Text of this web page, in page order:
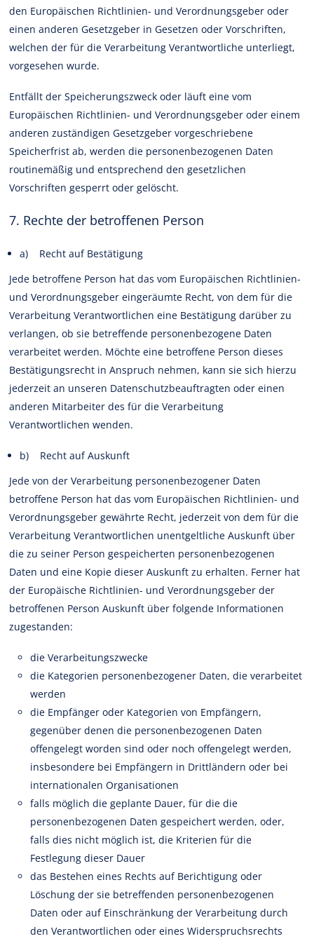
den Europäischen Richtlinien- und Verordnungsgeber oder
einen anderen Gesetzgeber in Gesetzen oder Vorschriften,
welchen der für die Verarbeitung Verantwortliche unterliegt,
vorgesehen wurde.
Entfällt der Speicherungszweck oder läuft eine vom
Europäischen Richtlinien- und Verordnungsgeber oder einem
anderen zuständigen Gesetzgeber vorgeschriebene
Speicherfrist ab, werden die personenbezogenen Daten
routinemäßig und entsprechend den gesetzlichen
Vorschriften gesperrt oder gelöscht.
7. Rechte der betroffenen Person
a) Recht auf Bestätigung
Jede betroffene Person hat das vom Europäischen Richtlinien-
und Verordnungsgeber eingeräumte Recht, von dem für die
Verarbeitung Verantwortlichen eine Bestätigung darüber zu
verlangen, ob sie betreffende personenbezogene Daten
verarbeitet werden. Möchte eine betroffene Person dieses
Bestätigungsrecht in Anspruch nehmen, kann sie sich hierzu
jederzeit an unseren Datenschutzbeauftragten oder einen
anderen Mitarbeiter des für die Verarbeitung
Verantwortlichen wenden.
b) Recht auf Auskunft
Jede von der Verarbeitung personenbezogener Daten
betroffene Person hat das vom Europäischen Richtlinien- und
Verordnungsgeber gewährte Recht, jederzeit von dem für die
Verarbeitung Verantwortlichen unentgeltliche Auskunft über
die zu seiner Person gespeicherten personenbezogenen
Daten und eine Kopie dieser Auskunft zu erhalten. Ferner hat
der Europäische Richtlinien- und Verordnungsgeber der
betroffenen Person Auskunft über folgende Informationen
zugestanden:
die Verarbeitungszwecke
die Kategorien personenbezogener Daten, die verarbeitet
werden
die Empfänger oder Kategorien von Empfängern,
gegenüber denen die personenbezogenen Daten
offengelegt worden sind oder noch offengelegt werden,
insbesondere bei Empfängern in Drittländern oder bei
internationalen Organisationen
falls möglich die geplante Dauer, für die die
personenbezogenen Daten gespeichert werden, oder,
falls dies nicht möglich ist, die Kriterien für die
Festlegung dieser Dauer
das Bestehen eines Rechts auf Berichtigung oder
Löschung der sie betreffenden personenbezogenen
Daten oder auf Einschränkung der Verarbeitung durch
den Verantwortlichen oder eines Widerspruchsrechts